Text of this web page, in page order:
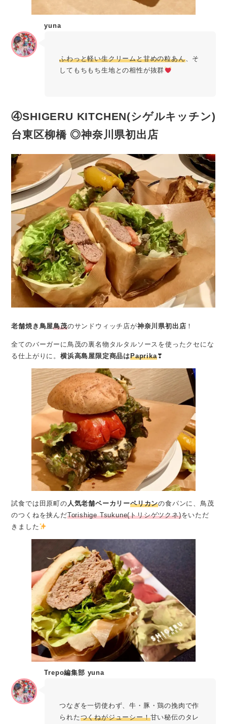
yuna
ふわっと軽い生クリームと甘めの粒あん、そ
してもちもち生地との相性が抜群
④SHIGERU KITCHEN(シゲルキッチン)
台東区柳橋 ◎神奈川県初出店
老舗焼き鳥屋鳥茂のサンドウィッチ店が神奈川県初出店 ！
全てのバーガーに鳥茂の裏名物タルタルソースを使ったクセにな
る仕上がりに。 横浜高島屋限定商品はPaprika❣
試食では田原町の人気老舗ベーカリーペリカンの食パンに、鳥茂
のつくねを挟んだTorishige Tsukune(トリシゲツクネ)をいただ
きました
Trepo編集部 yuna
つなぎを一切使わず、牛・豚・鶏の挽肉で作
られたつくねがジューシー！甘い秘伝のタレ